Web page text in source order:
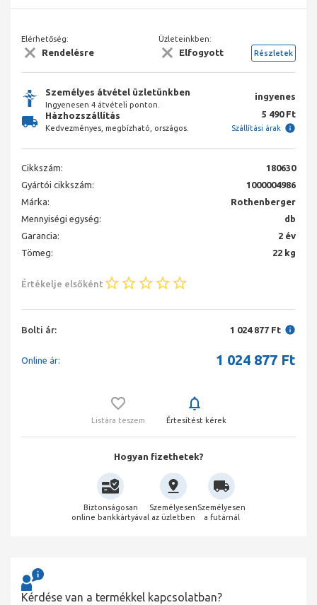
Elérhetőség:
Rendelésre
Üzleteinkben:
Elfogyott Részletek
Személyes átvétel üzletünkben
Ingyenesen 4 átvételi ponton.
ingyenes
Házhozszállítás
Kedvezményes, megbízható, országos.
5 490 Ft
Szállítási árak
Cikkszám:
180630
Gyártói cikkszám:
1000004986
Márka:
Rothenberger
Mennyiségi egység:
db
Garancia:
2 év
Tömeg:
22 kg
Értékelje elsőként
Bolti ár: 1 024 877 Ft
Online ár: 1 024 877 Ft
Listára teszem Értesítést kérek
Hogyan fizethetek?
Biztonságosan
online bankkártyával
Személyesen
az üzletben
Személyesen
a futárnál
Kérdése van a termékkel kapcsolatban?